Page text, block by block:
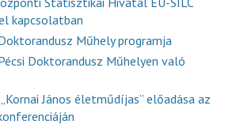
kapcsolatban
Műhely programja
Doktorandusz Műhelyen való
János életműdíjas” előadása az